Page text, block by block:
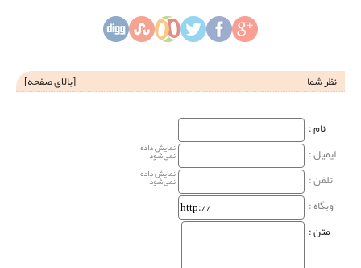
نظر شما [بالای صفحه]
نام‌ :
ایمیل :
نمایش داده
نمی‌شود
تلفن : نمایش داده
نمی‌شود
وبگاه‌ :
متن :